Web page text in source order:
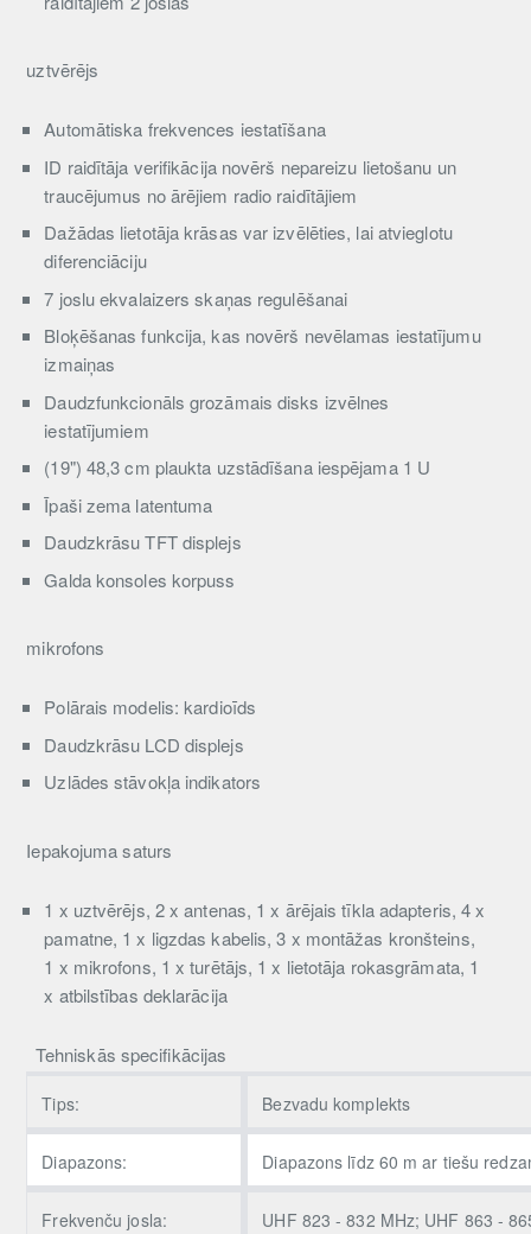
uztvērējs
Automātiska frekvences iestatīšana
ID raidītāja verifikācija novērš nepareizu lietošanu un
traucējumus no ārējiem radio raidītājiem
Dažādas lietotāja krāsas var izvēlēties, lai atvieglotu
diferenciāciju
7 joslu ekvalaizers skaņas regulēšanai
Bloķēšanas funkcija, kas novērš nevēlamas iestatījumu
izmaiņas
Daudzfunkcionāls grozāmais disks izvēlnes
iestatījumiem
(19") 48,3 cm plaukta uzstādīšana iespējama 1 U
Īpaši zema latentuma
Daudzkrāsu TFT displejs
Galda konsoles korpuss
mikrofons
Polārais modelis: kardioīds
Daudzkrāsu LCD displejs
Uzlādes stāvokļa indikators
Iepakojuma saturs
1 x uztvērējs, 2 x antenas, 1 x ārējais tīkla adapteris, 4 x
pamatne, 1 x ligzdas kabelis, 3 x montāžas kronšteins,
1 x mikrofons, 1 x turētājs, 1 x lietotāja rokasgrāmata, 1
x atbilstības deklarācija
Tehniskās specifikācijas
Tips: Bezvadu komplekts
Diapazons: Diapazons līdz 60 m ar tiešu
Frekvenču josla: UHF 823 - 832 MHz; UHF 863 -